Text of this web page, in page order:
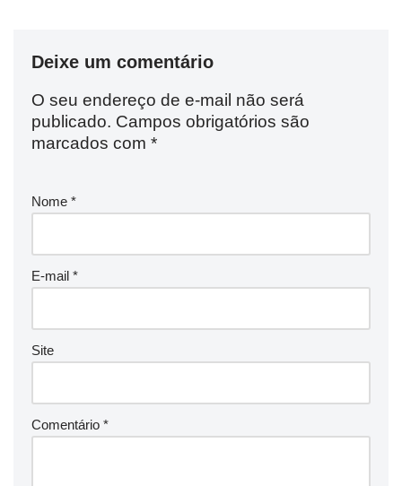
Deixe um comentário
O seu endereço de e-mail não será
publicado. Campos obrigatórios são
marcados com *
Nome *
E-mail *
Site
Comentário *